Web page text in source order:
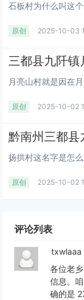
原创 2025-10-03
原创 2025-10-02
原创 2025-10-02
评论列表
txwlaaa
各位老
信息。
确的是